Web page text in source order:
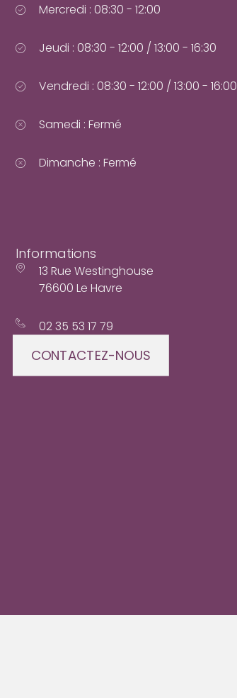
Mercredi : 08:30 - 12:00
Jeudi : 08:30 - 12:00 / 13:00 - 16:30
Vendredi : 08:30 - 12:00 / 13:00 - 16:00
Samedi : Fermé
Dimanche : Fermé
Informations
13 Rue Westinghouse
76600 Le Havre
02 35 53 17 79
CONTACTEZ-NOUS